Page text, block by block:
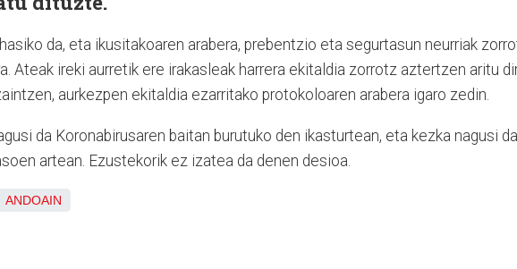
da, eta ikusitakoaren arabera, prebentzio eta segurtasun neurriak
Ateak ireki aurretik ere irakasleak harrera ekitaldia zorrotz aztertzen aritu
aurkezpen ekitaldia ezarritako protokoloaren arabera igaro zedin.
da Koronabirusaren baitan burutuko den ikasturtean, eta kezka nagusi da
artean. Ezustekorik ez izatea da denen desioa.
ANDOAIN